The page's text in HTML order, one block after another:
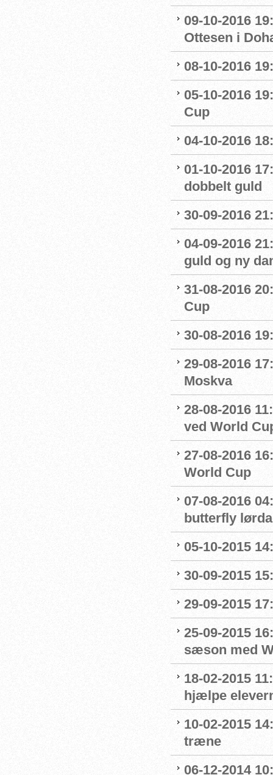
09-10-2016
Ottesen i
08-10-2016
05-10-2016
Cup
04-10-2016
01-10-2016
dobbelt guld
30-09-2016
04-09-2016
guld og ny
31-08-2016
Cup
30-08-2016
29-08-2016
Moskva
28-08-2016
ved World
27-08-2016
World Cup
07-08-2016
butterfly
05-10-2015
30-09-2015
29-09-2015
25-09-2015
sæson med
18-02-2015
hjælpe
10-02-2015
træne
06-12-2014